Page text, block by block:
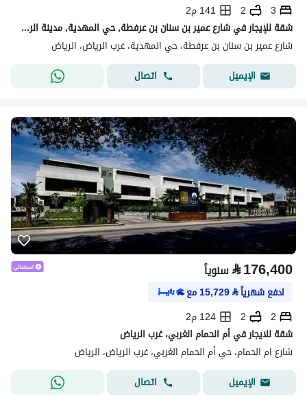
3
2
141 م2
شقة للإيجار في شارع عمير بن سنان بن عرفطة, حي المهدية, مدينة الرياض, منطقة الرياض
شارع عمير بن سنان بن عرفطة، حي المهدية، غرب الرياض، الرياض
الإيميل
اتصال
⃁176,400 سنوياً
ادفع شهرياً⃁
15,729مع
2
2
124 م2
شقة للايجار في أم الحمام الغربي، غرب الرياض
شارع ام الحمام، حي أم الحمام الغربي، غرب الرياض، الرياض
الإيميل
اتصال